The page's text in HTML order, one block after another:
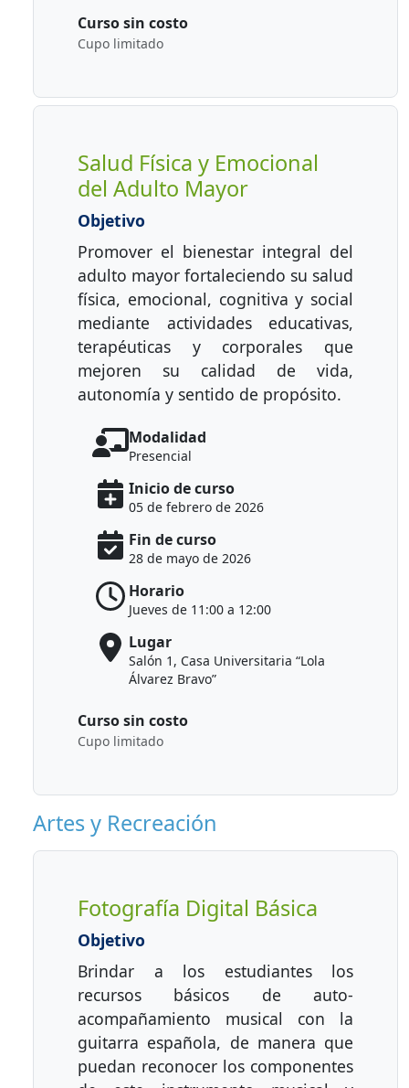
Curso sin costo
Cupo limitado
Salud Física y Emocional
del Adulto Mayor
Objetivo
Promover el bienestar integral del
adulto mayor fortaleciendo su salud
física, emocional, cognitiva y social
mediante actividades educativas,
terapéuticas y corporales que
mejoren su calidad de vida,
autonomía y sentido de propósito.
Modalidad
Presencial
Inicio de curso
05 de febrero de 2026
Fin de curso
28 de mayo de 2026
Horario
Jueves de 11:00 a 12:00
Lugar
Salón 1, Casa Universitaria “Lola
Álvarez Bravo”
Curso sin costo
Cupo limitado
Artes y Recreación
Fotografía Digital Básica
Objetivo
Brindar a los estudiantes los
recursos básicos de auto-
acompañamiento musical con la
guitarra española, de manera que
puedan reconocer los componentes